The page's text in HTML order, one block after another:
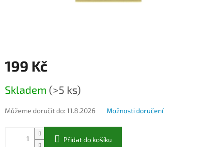
199 Kč
cena:
Skladem (>5 ks)
Můžeme doručit do:11.8.2026 Možnosti doručení
Přidat do košíku